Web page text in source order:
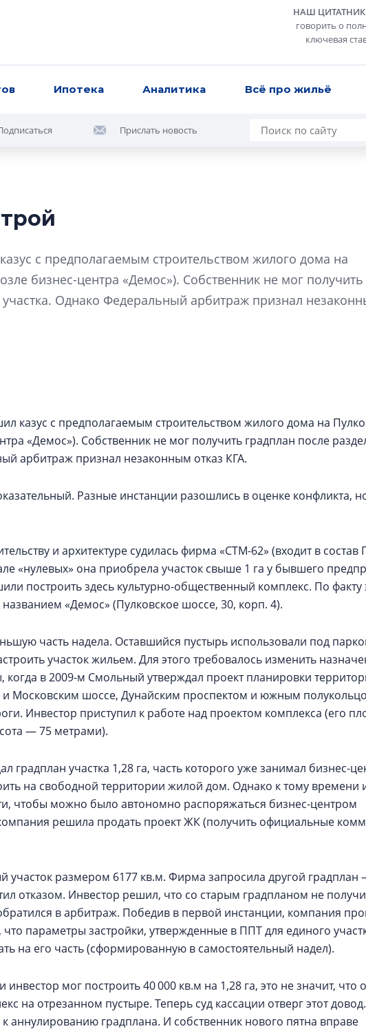
НАШ ЦИТАТНИК
говорить о
ключевая
Ипотека Аналитика Всё про жильё
Прислать новость
с предполагаемым строительством жилого дома на
бизнес-центра «Демос»). Собственник не мог получить
участка. Однако Федеральный арбитраж признал
казус с предполагаемым строительством жилого дома на
«Демос»). Собственник не мог получить градплан после
арбитраж признал незаконным отказ КГА.
Разные инстанции разошлись в оценке конфликта,
и архитектуре судилась фирма «СТМ-62» (входит в состав
«нулевых» она приобрела участок свыше 1 га у бывшего
построить здесь культурно-общественный комплекс. По факту
«Демос» (Пулковское шоссе, 30, корп. 4).
часть надела. Оставшийся пустырь использовали под
участок жильем. Для этого требовалось изменить
в 2009-м Смольный утверждал проект планировки
Московским шоссе, Дунайским проспектом и южным
Инвестор приступил к работе над проектом комплекса (его
— 75 метрами).
градплан участка 1,28 га, часть которого уже занимал бизнес-
на свободной территории жилой дом. Однако к тому времени
чтобы можно было автономно распоряжаться бизнес-центром
решила продать проект ЖК (получить официальные
участок размером 6177 кв.м. Фирма запросила другой градплан
отказом. Инвестор решил, что со старым градпланом не
в арбитраж. Победив в первой инстанции, компания
параметры застройки, утвержденные в ППТ для единого
на его часть (сформированную в самостоятельный надел).
инвестор мог построить 40 000 кв.м на 1,28 га, это не значит, что
на отрезанном пустыре. Теперь суд кассации отверг этот
аннулированию градплана. И собственник нового пятна вправе
В